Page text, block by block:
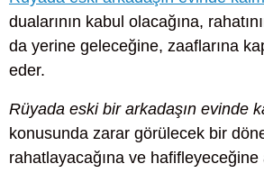
dualarının kabul olacağına,
da yerine geleceğine, zaaflarına
eder.
Rüyada eski bir arkadaşın evinde
konusunda zarar görülecek bir
rahatlayacağına ve hafifleyeceğine